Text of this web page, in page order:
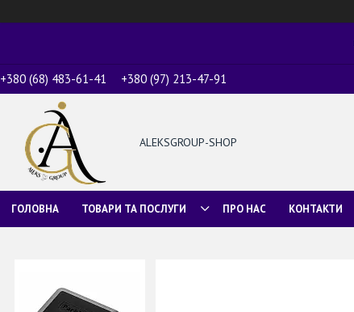
+380 (68) 483-61-41 +380 (97) 213-47-91
ALEKSGROUP-SHOP
ГОЛОВНА ТОВАРИ ТА ПОСЛУГИ ПРО НАС КОНТАКТИ